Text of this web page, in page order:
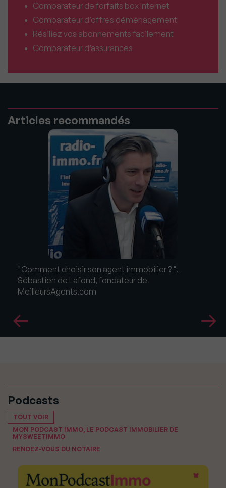
Comparateur de forfaits box Internet
Comparateur d’offres déménagement
Résiliez vos abonnements facilement
Comparateur d’assurances
Articles recommandés
"Comment choisir son agent immobilier ? ",
Sébastien de Lafond, fondateur de
MeilleursAgents.com
Podcasts
TOUT VOIR
MON PODCAST IMMO, LE PODCAST IMMOBILIER DE
MYSWEETIMMO
RENDEZ-VOUS DU NOTAIRE